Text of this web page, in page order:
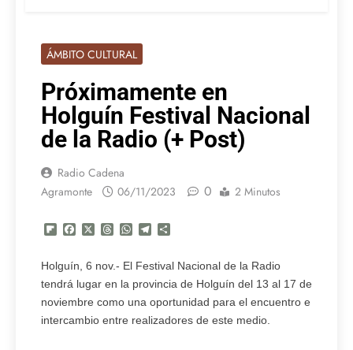
ÁMBITO CULTURAL
Próximamente en
Holguín Festival Nacional
de la Radio (+ Post)
Radio Cadena
Agramonte
06/11/2023 0 2 Minutos
Flipboard
FacebookThreadsWhatsApp
Telegram
Holguín, 6 nov.- El Festival Nacional de la Radio
tendrá lugar en la provincia de Holguín del 13 al 17 de
noviembre como una oportunidad para el encuentro e
intercambio entre realizadores de este medio.